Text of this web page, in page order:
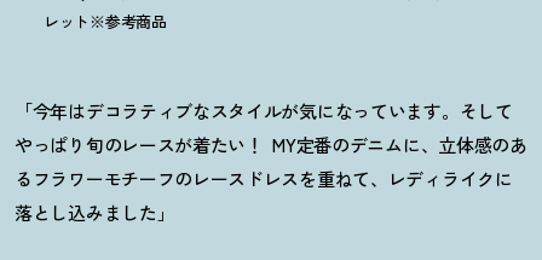
レット※参考商品
「今年はデコラティブなスタイルが気になっています。そして
やっぱり旬のレースが着たい ！
MY定番のデニムに、立体感のあ
るフラワーモチーフのレースドレスを重ねて、レディライクに
落とし込みました」